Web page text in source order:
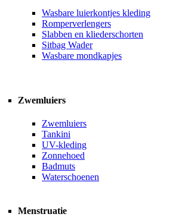
Wasbare luierkontjes kleding
Romperverlengers
Slabben en kliederschorten
Sitbag Wader
Wasbare mondkapjes
Zwemluiers
Zwemluiers
Tankini
UV-kleding
Zonnehoed
Badmuts
Waterschoenen
Menstruatie